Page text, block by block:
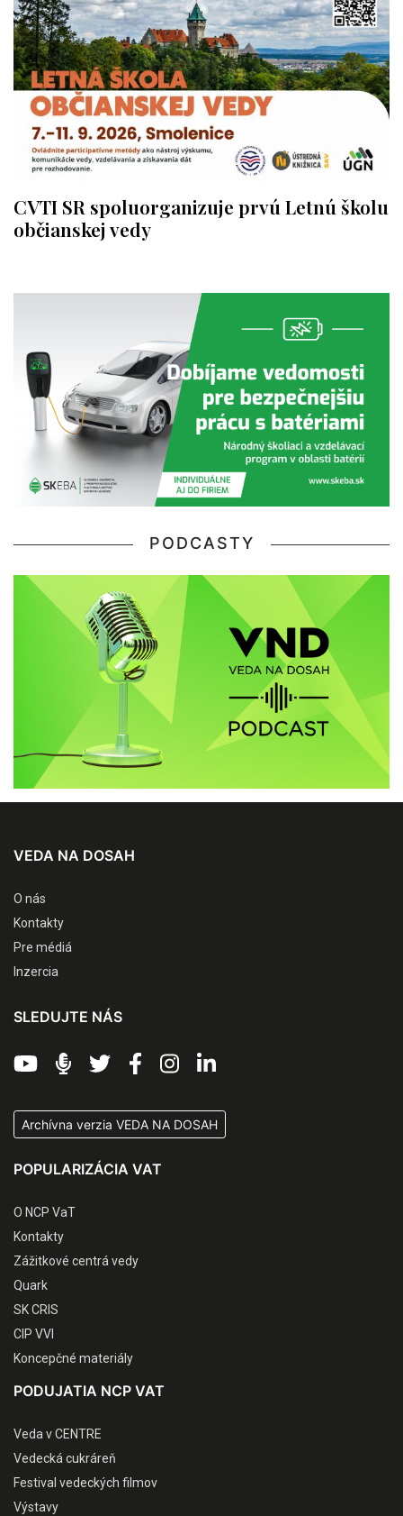
CVTI SR spoluorganizuje prvú Letnú školu
občianskej vedy
PODCASTY
VEDA NA DOSAH
O nás
Kontakty
Pre médiá
Inzercia
SLEDUJTE NÁS
Archívna verzia VEDA NA DOSAH
POPULARIZÁCIA VAT
O NCP VaT
Kontakty
Zážitkové centrá vedy
Quark
SK CRIS
CIP VVI
Koncepčné materiály
PODUJATIA NCP VAT
Veda v CENTRE
Vedecká cukráreň
Festival vedeckých filmov
Výstavy